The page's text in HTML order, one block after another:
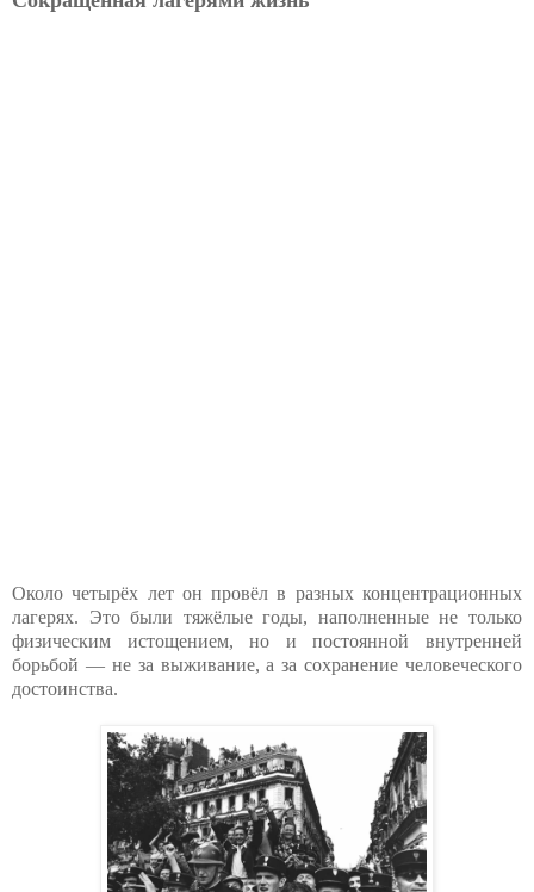
Около четырёх лет он провёл в разных концентрационных
лагерях. Это были тяжёлые годы, наполненные не только
физическим истощением, но и постоянной внутренней
борьбой — не за выживание, а за сохранение человеческого
достоинства.